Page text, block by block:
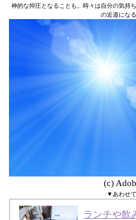
神的な抑圧となることも。時々は自分の気持
の近道にな
(c)
▼あわせ
ランチや飲